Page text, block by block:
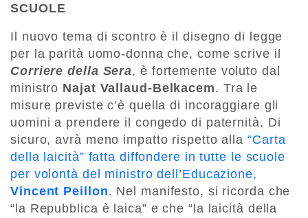
SCUOLE
Il nuovo tema di scontro è il disegno di legge
per la parità uomo-donna che, come scrive il
Corriere della Sera, è fortemente voluto dal
ministro Najat Vallaud-Belkacem. Tra le
misure previste c’è quella di incoraggiare gli
uomini a prendere il congedo di paternità. Di
sicuro, avrà meno impatto rispetto alla “Carta
della laicità” fatta diffondere in tutte le scuole
per volontà del ministro dell’Educazione,
Vincent Peillon. Nel manifesto, si ricorda che
“la Repubblica è laica” e che “la laicità della